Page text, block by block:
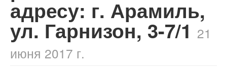
адресу: г. Арамиль,
ул. Гарнизон, 3-7/1 21
июня 2017 г.